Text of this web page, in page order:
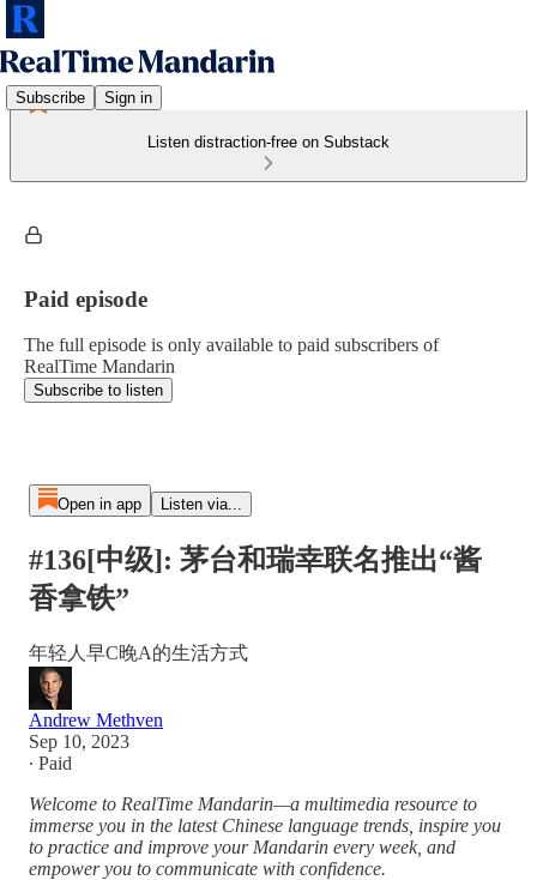
Subscribe Sign in
Listen distraction-free on Substack
Paid episode
The full episode is only available to paid subscribers of
RealTime Mandarin
Subscribe to listen
Open in app Listen via...
#136[中级]: 茅台和瑞幸联名推出“酱
香拿铁”
年轻人早C晚A的生活方式
Andrew Methven
Sep 10, 2023
∙ Paid
Welcome to RealTime Mandarin—a multimedia resource to
immerse you in the latest Chinese language trends, inspire you
to practice and improve your Mandarin every week, and
empower you to communicate with confidence.